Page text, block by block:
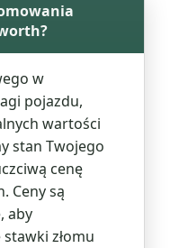
w
pojazdu,
wartości
stan Twojego
cenę
Ceny są
aby
złomu